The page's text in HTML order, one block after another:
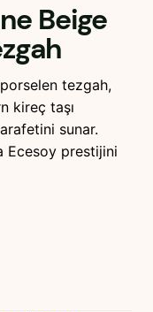
Beige
tezgah,
kireç taşı
sunar.
Ecesoy prestijini